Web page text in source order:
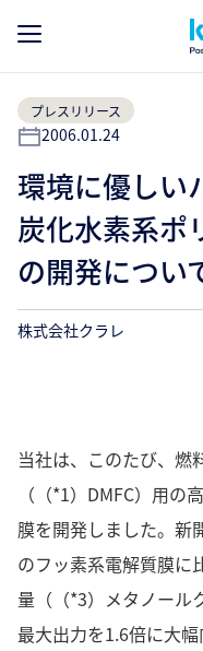
プレスリリース
2006.01.24
環境に優しい
炭化水素系ポ
の開発につい
株式会社クラレ
当社は、このたび、燃
（（*1）DMFC）用
膜を開発しました。新
のフッ素系電解質膜に
量（（*3）メタノール
最大出力を1.6倍に大幅